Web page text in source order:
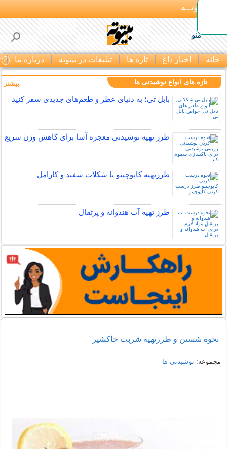
بـیتوتــه
منو
خانه اخبار داغ تازه ها تبلیغات در بیتوته درباره ما
تازه های انواع نوشیدنی ها
بابل تی؛ به دنیای عطر و طعم‌های جدیدی سفر کنید
طرز تهیه نوشیدنی معجزه آسا برای کاهش وزن سریع
طرزتهیه کاپوچینو با شکلات سفید و کارامل
طرز تهیه آب هندوانه و پرتقال
بیشتر
نحوه شستن و طرزتهیه شربت خاكشير
مجموعه: نوشیدنی ها